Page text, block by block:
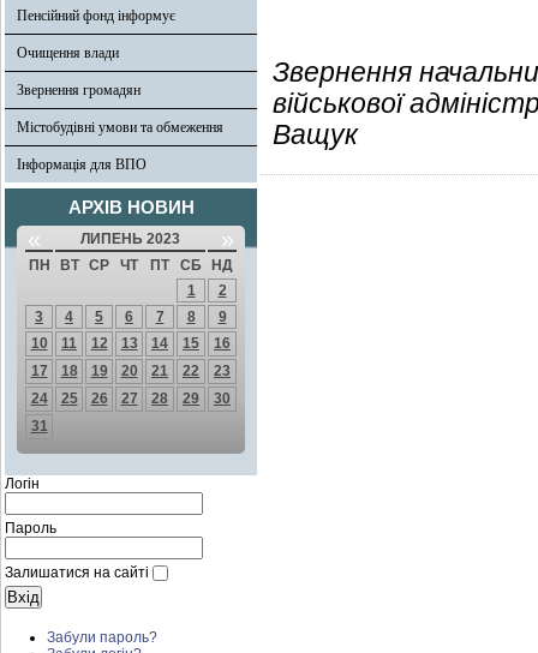
Пенсійний фонд інформує
Очищення влади
Звернення громадян
Містобудівні умови та обмеження
Інформація для ВПО
АРХІВ НОВИН
« ЛИПЕНЬ 2023 »
ПН ВТ СР ЧТ ПТ СБ
НД
1
2
3
4 5 6 7 8
9
10
11 12 13 14 15
16
17
18 19 20 21 22
23
24
25 26 27 28 29
30
31
Логін
Пароль
Залишатися на сайті
Забули пароль?
Звернення
військової
Ващук